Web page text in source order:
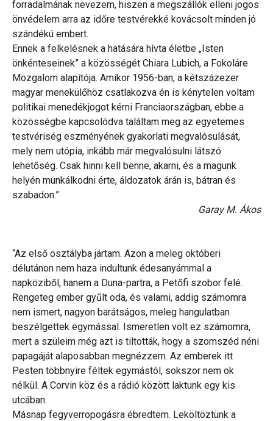
forradalmának nevezem, hiszen a megszállók elleni jogos
önvédelem arra az időre testvérekké kovácsolt minden jó
szándékú embert.
Ennek a felkelésnek a hatására hívta életbe „Isten
önkénteseinek” a közösségét Chiara Lubich, a Fokoláre
Mozgalom alapítója. Amikor 1956-ban, a kétszázezer
magyar menekülőhöz csatlakozva én is kénytelen voltam
politikai menedékjogot kérni Franciaországban, ebbe a
közösségbe kapcsolódva találtam meg az egyetemes
testvériség eszményének gyakorlati megvalósulását,
mely nem utópia, inkább már megvalósulni látszó
lehetőség. Csak hinni kell benne, akarni, és a magunk
helyén munkálkodni érte, áldozatok árán is, bátran és
szabadon.”
Garay M. Ákos
“Az első osztályba jártam. Azon a meleg októberi
délutánon nem haza indultunk édesanyámmal a
napköziből, hanem a Duna-partra, a Petőfi szobor felé.
Rengeteg ember gyűlt oda, és valami, addig számomra
nem ismert, nagyon barátságos, meleg hangulatban
beszélgettek egymással. Ismeretlen volt ez számomra,
mert a szüleim még azt is tiltották, hogy a szomszéd néni
papagáját alaposabban megnézzem. Az emberek itt
Pesten többnyire féltek egymástól, sokszor nem ok
nélkül. A Corvin köz és a rádió között laktunk egy kis
utcában.
Másnap fegyverropogásra ébredtem. Leköltöztünk a